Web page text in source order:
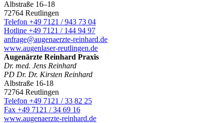
Albstraße 16–18
72764 Reutlingen
Telefon +49 7121 / 943 73 04
Hotline +49 7121 / 144 94 97
anfrage@augenaerzte-reinhard.de
www.augenlaser-reutlingen.de
Augenärzte Reinhard Praxis
Dr. med. Jens Reinhard
PD Dr. Dr. Kirsten Reinhard
Albstraße 16-18
72764 Reutlingen
Telefon +49 7121 / 33 82 25
Fax +49 7121 / 34 69 16
www.augenaerzte-reinhard.de